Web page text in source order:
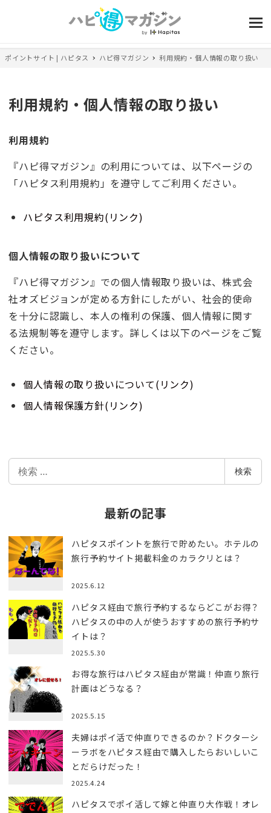
ポイントサイト | ハピタス ハピ得マガジン 利用規約・個人情報の取り扱い
利用規約・個人情報の取り扱い
利用規約
『ハピ得マガジン』の利用については、以下ページの
「ハピタス利用規約」を遵守してご利用ください。
ハピタス利用規約(リンク)
個人情報の取り扱いについて
『ハピ得マガジン』での個人情報取り扱いは、株式会
社オズビジョンが定める方針にしたがい、社会的使命
を十分に認識し、本人の権利の保護、個人情報に関す
る法規制等を遵守します。詳しくは以下のページをご覧
ください。
個人情報の取り扱いについて(リンク)
個人情報保護方針(リンク)
検
検索
最新の記事
ハピタスポイントを旅行で貯めたい。ホテルの
旅行予約サイト掲載料金のカラクリとは？
2025.6.12
ハピタス経由で旅行予約するならどこがお得？
ハピタスの中の人が使うおすすめの旅行予約サ
イトは？
2025.5.30
お得な旅行はハピタス経由が常識！仲直り旅行
計画はどうなる？
2025.5.15
夫婦はポイ活で仲直りできるのか？ドクターシ
ーラボをハピタス経由で購入したらおいしいこ
とだらけだった！
2025.4.24
ハピタスでポイ活して嫁と仲直り大作戦！オレ